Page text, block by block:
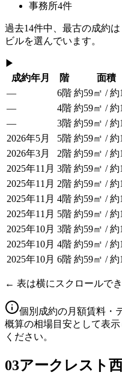
事務所4件
過去14件中、最古の成約は
ビルを選んでいます。
▶
成約年月
階 面積
—
6階 約59㎡ / 約
—
4階 約59㎡ / 約
—
3階 約59㎡ / 約
2026年5月
5階 約59㎡ / 約
2026年3月
2階 約59㎡ / 約
2025年11月 3階 約59㎡ / 約
2025年11月 2階 約59㎡ / 約
2025年11月 4階 約59㎡ / 約
2025年11月 5階 約59㎡ / 約
2025年10月 3階 約59㎡ / 約
2025年10月 4階 約59㎡ / 約
2025年10月 6階 約59㎡ / 約
← 表は横にスクロールで
個別成約の月額賃料・
概算の相場目安として表
ください。
03アークレスト